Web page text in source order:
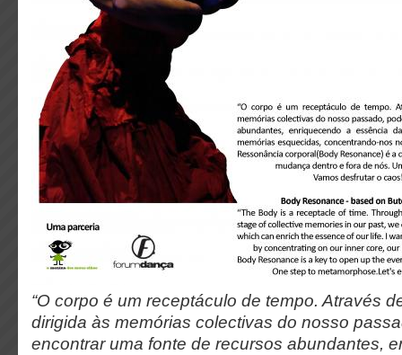
“O corpo é um receptáculo de tempo. Através
dirigida às memórias colectivas do nosso
encontrar uma fonte de recursos abundantes,